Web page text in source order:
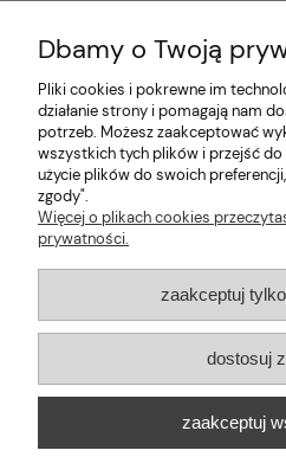
Moje
2026 ©
Sklep internetowy
Tel.:
Dbamy o Twoją
Pliki cookies i pokrewne im
działanie strony i pomagają nam
potrzeb. Możesz zaakceptować
wszystkich tych plików i przejść
użycie plików do swoich
zgody".
Więcej o plikach cookies
prywatności.
zaakceptuj
dostosuj
zaakceptuj